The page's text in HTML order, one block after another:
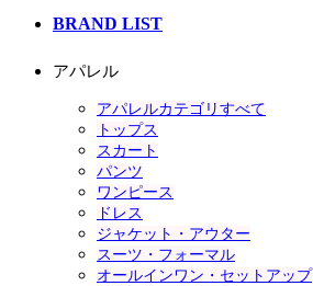
BRAND LIST
アパレル
アパレルカテゴリすべて
トップス
スカート
パンツ
ワンピース
ドレス
ジャケット・アウター
スーツ・フォーマル
オールインワン・セットアップ